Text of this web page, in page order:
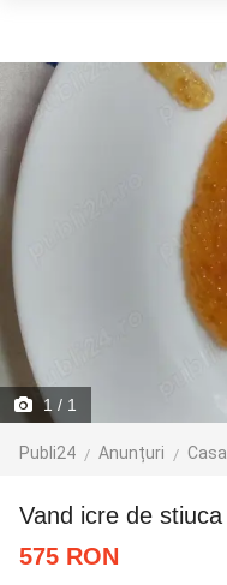
1 / 1
Publi24 Anunțuri
Vand icre de
575 RON